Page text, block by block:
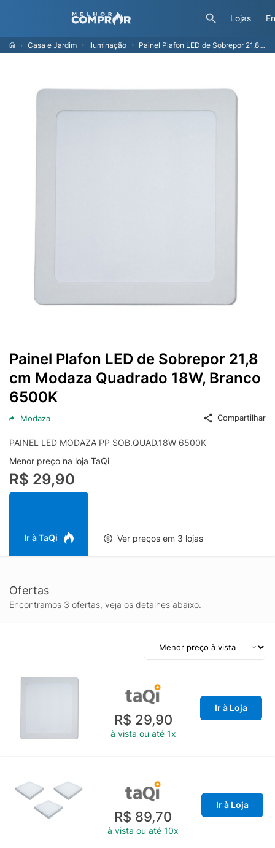
Lojas
Casa e Jardim Iluminação Painel Plafon LED de Sobrepor 21,8 cm Modaza Quadrado 18W, Branco 6500K
Painel Plafon LED de Sobrepor 21,8
cm Modaza Quadrado 18W, Branco
6500K
Modaza Compartilhar
PAINEL LED MODAZA PP SOB.QUAD.18W 6500K
Menor preço na loja TaQi
R$ 29,90
Ir à TaQi Ver preços em 3 lojas
Ofertas
Encontramos 3 ofertas, veja os detalhes abaixo.
R$ 29,90
à vista ou até 1x
Ir à Loja
R$ 89,70
à vista ou até 10x
Ir à Loja